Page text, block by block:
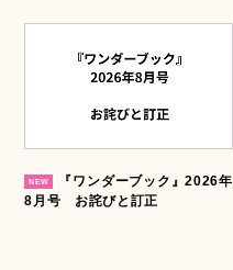
『ワンダーブック』2026年
8月号 お詫びと訂正